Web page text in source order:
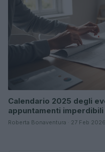
Calendario 2025 degli
appuntamenti imperdibili
Roberta Bonaventura · 27 Feb 2026